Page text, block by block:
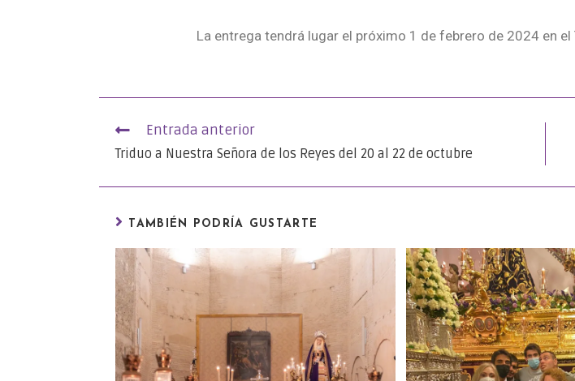
La entrega tendrá lugar el próximo 1 de febrero de 2024 en
Entrada anterior
Triduo a Nuestra Señora de los Reyes del 20 al 22 de octubre
TAMBIÉN PODRÍA GUSTARTE